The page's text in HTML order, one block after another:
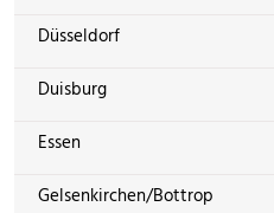
Düsseldorf
Duisburg
Essen
Gelsenkirchen/Bottrop